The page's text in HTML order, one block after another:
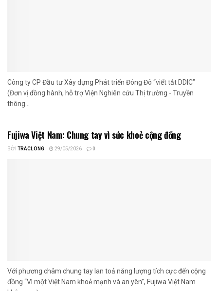
Công ty CP Đầu tư Xây dựng Phát triển Đông Đô “viết tắt DDIC”
(Đơn vị đồng hành, hỗ trợ Viện Nghiên cứu Thị trường - Truyền
thông...
Fujiwa Việt Nam: Chung tay vì sức khoẻ cộng đồng
BỞI TRACLONG 29/05/2026 0
Với phương châm chung tay lan toả năng lượng tích cực đến cộng
đồng “Vì một Việt Nam khoẻ mạnh và an yên”, Fujiwa Việt Nam